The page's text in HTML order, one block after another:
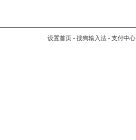
设置首页 - 搜狗输入法 - 支付中心